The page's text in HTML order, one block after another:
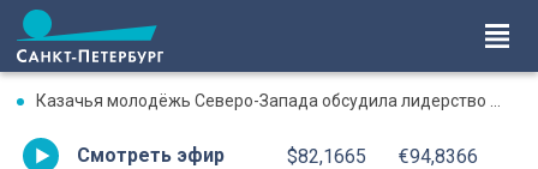
Казачья молодёжь Северо-Запада обсудила лидерство и военную подготовку в стенах Политеха
Смотреть эфир $82,1665 €94,8366